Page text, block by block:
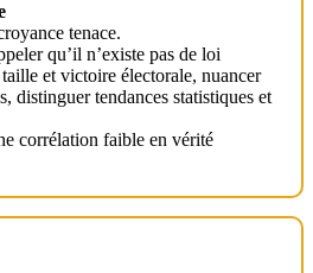
tenace.
qu’il n’existe pas de loi
et victoire électorale, nuancer
distinguer tendances statistiques et
corrélation faible en vérité